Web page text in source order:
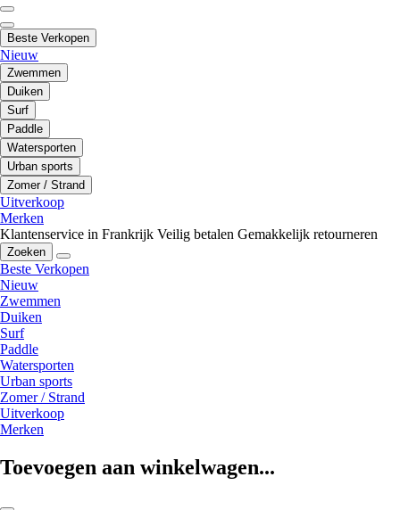
Beste Verkopen
Nieuw
Zwemmen
Duiken
Surf
Paddle
Watersporten
Urban sports
Zomer / Strand
Uitverkoop
Merken
Klantenservice in Frankrijk Veilig betalen Gemakkelijk retourneren
Zoeken
Beste Verkopen
Nieuw
Zwemmen
Duiken
Surf
Paddle
Watersporten
Urban sports
Zomer / Strand
Uitverkoop
Merken
Toevoegen aan winkelwagen...